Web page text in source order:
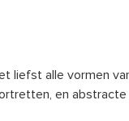
liefst alle vormen
en